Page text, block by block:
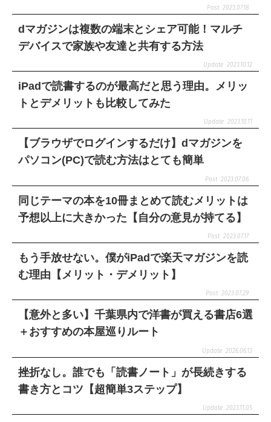
2023.07.18
dマガジンは複数の端末とシェア可能！マルチ
デバイスで家族や友達と共有する方法
2023.10.12
iPadで読書するのが最高だと思う理由。メリッ
トとデメリットも比較してみた
2023.10.11
【ブラウザでログインするだけ】dマガジンを
パソコン(PC)で読む方法はとても簡単
2023.07.06
同じテーマの本を10冊まとめて読むメリットは
予想以上に大きかった【自分の意見が持てる】
2023.07.17
もう手放せない。僕がiPadで楽天マガジンを読
む理由【メリット・デメリット】
2023.07.29
【意外と多い】千葉県内で洋書が買える書店6選
＋おすすめの本屋巡りルート
2026.06.13
挫折なし。誰でも「読書ノート」が長続きする
書き方とコツ【超簡単3ステップ】
2023.11.05